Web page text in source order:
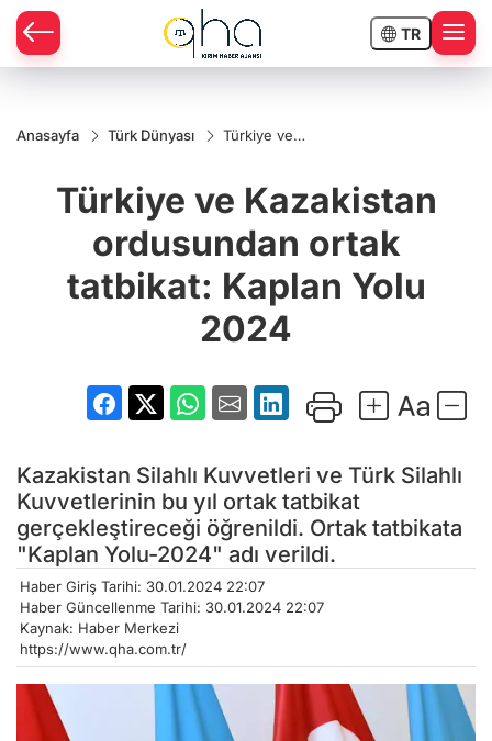
TR
Anasayfa Türk Dünyası
Türkiye ve
ortak
tatbikat:
2024
Türkiye ve Kazakistan
ordusundan ortak
tatbikat: Kaplan Yolu
2024
Kazakistan Silahlı Kuvvetleri ve Türk Silahlı
Kuvvetlerinin bu yıl ortak tatbikat
gerçekleştireceği öğrenildi. Ortak tatbikata
"Kaplan Yolu-2024" adı verildi.
Haber Giriş Tarihi: 30.01.2024 22:07
Haber Güncellenme Tarihi: 30.01.2024 22:07
Kaynak: Haber Merkezi
https://www.qha.com.tr/